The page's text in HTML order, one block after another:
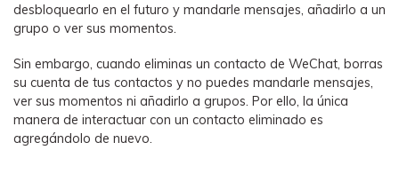
desbloquearlo en el futuro y mandarle mensajes, añadirlo a un
grupo o ver sus momentos.
Sin embargo, cuando eliminas un contacto de WeChat, borras
su cuenta de tus contactos y no puedes mandarle mensajes,
ver sus momentos ni añadirlo a grupos. Por ello, la única
manera de interactuar con un contacto eliminado es
agregándolo de nuevo.